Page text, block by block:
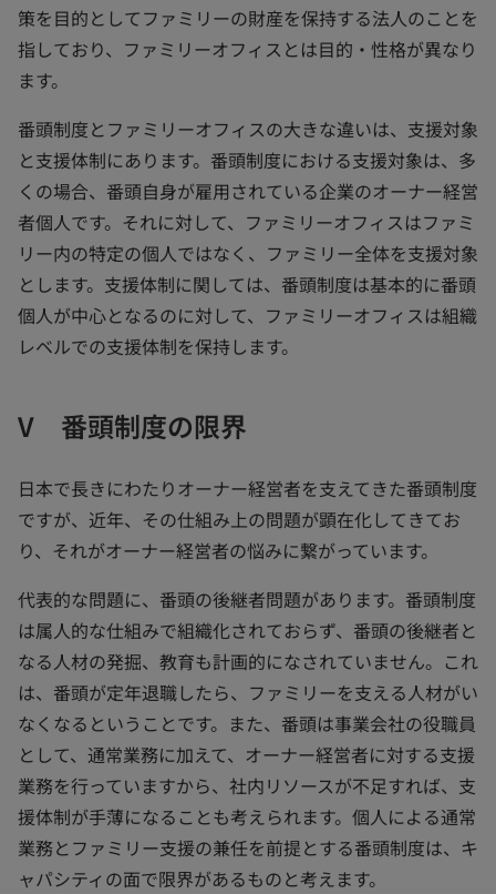
策を目的としてファミリーの財産を保持する法人のことを
指しており、ファミリーオフィスとは目的・性格が異なり
ます。
番頭制度とファミリーオフィスの大きな違いは、支援対象
と支援体制にあります。番頭制度における支援対象は、多
くの場合、番頭自身が雇用されている企業のオーナー経営
者個人です。それに対して、ファミリーオフィスはファミ
リー内の特定の個人ではなく、ファミリー全体を支援対象
とします。支援体制に関しては、番頭制度は基本的に番頭
個人が中心となるのに対して、ファミリーオフィスは組織
レベルでの支援体制を保持します。
V 番頭制度の限界
日本で長きにわたりオーナー経営者を支えてきた番頭制度
ですが、近年、その仕組み上の問題が顕在化してきてお
り、それがオーナー経営者の悩みに繋がっています。
代表的な問題に、番頭の後継者問題があります。番頭制度
は属人的な仕組みで組織化されておらず、番頭の後継者と
なる人材の発掘、教育も計画的になされていません。これ
は、番頭が定年退職したら、ファミリーを支える人材がい
なくなるということです。また、番頭は事業会社の役職員
として、通常業務に加えて、オーナー経営者に対する支援
業務を行っていますから、社内リソースが不足すれば、支
援体制が手薄になることも考えられます。個人による通常
業務とファミリー支援の兼任を前提とする番頭制度は、キ
ャパシティの面で限界があるものと考えます。